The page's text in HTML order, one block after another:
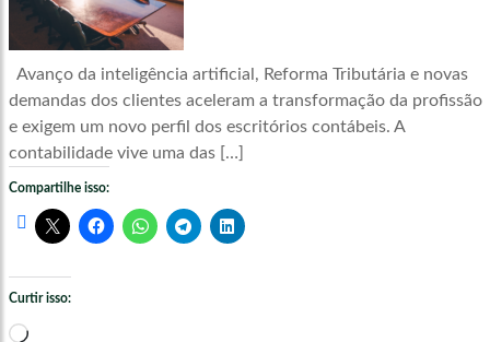
Avanço da inteligência artificial, Reforma Tributária e novas
demandas dos clientes aceleram a transformação da profissão
e exigem um novo perfil dos escritórios contábeis. A
contabilidade vive uma das […]
Compartilhe isso:
Curtir isso:
Carregando...